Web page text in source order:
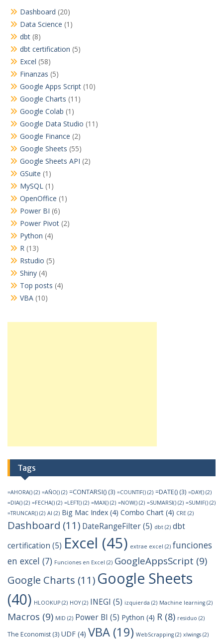
Dashboard (20)
Data Science (1)
dbt (8)
dbt certification (5)
Excel (58)
Finanzas (5)
Google Apps Script (10)
Google Charts (11)
Google Colab (1)
Google Data Studio (11)
Google Finance (2)
Google Sheets (55)
Google Sheets API (2)
GSuite (1)
MySQL (1)
OpenOffice (1)
Power BI (6)
Power Pivot (2)
Python (4)
R (13)
Rstudio (5)
Shiny (4)
Top posts (4)
VBA (10)
Tags
=AHORA() (2) =AÑO() (2) =CONTARSI() (3) =COUNTIF() (2) =DATE() (3) =DAY() (2)
=DIA() (2) =FECHA() (2) =LEFT() (2) =MAX() (2) =NOW() (2) =SUMARSI() (2) =SUMIF() (2)
=TRUNCAR() (2) AI (2) Big Mac Index (4) Combo Chart (4) CRE (2)
Dashboard (11) DateRangeFilter(5) dbt (2) dbt
certification (5) Excel (45) extrae excel (2) funciones
en excel (7) Funciones en Excel (2) GoogleAppsScript (9)
Google Charts (11) Google Sheets
(40) HLOOKUP (2) HOY(2) INEGI (5) izquierda (2) Machine learning (2)
Macros (9) MID (2) Power BI (5) Python (4) R (8) residuo (2)
The Economist (3) UDF (4) VBA (19) WebScrapping (2) xlwings (2)